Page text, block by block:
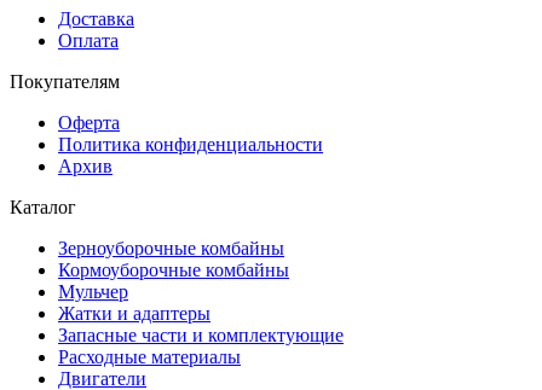
Доставка
Оплата
Покупателям
Оферта
Политика конфиденциальности
Архив
Каталог
Зерноуборочные комбайны
Кормоуборочные комбайны
Мульчер
Жатки и адаптеры
Запасные части и комплектующие
Расходные материалы
Двигатели